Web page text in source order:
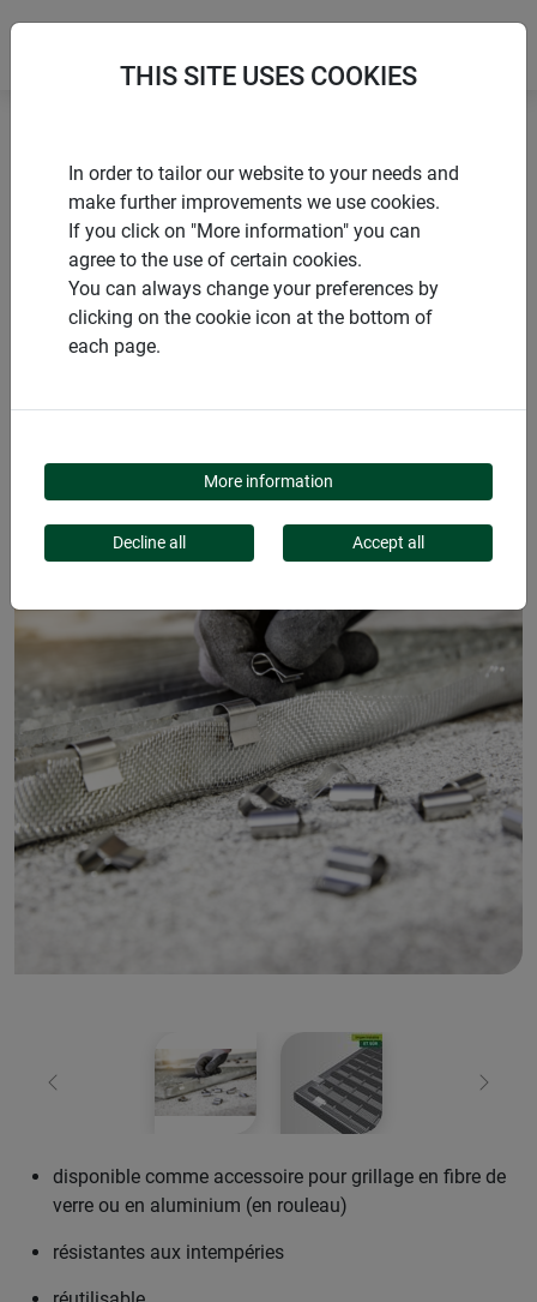
Accueil Protection de la maison Z19 pinces de fixation
PRODUITS
Z19 PINCES DE
retour
disponible comme accessoire pour grillage en fibre de
verre ou en aluminium (en rouleau)
résistantes aux intempéries
THIS SITE USES COOKIES
In order to tailor our website to your needs and
make further improvements we use cookies.
If you click on "More information" you can
agree to the use of certain cookies.
You can always change your preferences by
clicking on the cookie icon at the bottom of
each page.
More information
Decline all Accept all